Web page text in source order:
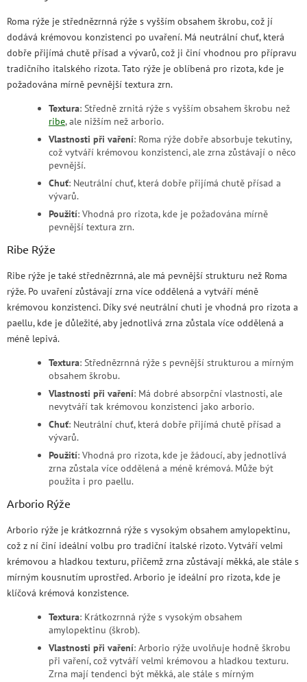
Roma rýže je střednězrnná rýže s vyšším obsahem škrobu, což jí
dodává krémovou konzistenci po uvaření. Má neutrální chuť, která
dobře přijímá chutě přísad a vývarů, což ji činí vhodnou pro přípravu
tradičního italského rizota. Tato rýže je oblíbená pro rizota, kde je
požadována mírně pevnější textura zrn.
Textura: Středně zrnitá rýže s vyšším obsahem škrobu než
ribe, ale nižším než arborio.
Vlastnosti při vaření: Roma rýže dobře absorbuje tekutiny,
což vytváří krémovou konzistenci, ale zrna zůstávají o něco
pevnější.
Chuť: Neutrální chuť, která dobře přijímá chutě přísad a
vývarů.
Použití: Vhodná pro rizota, kde je požadována mírně
pevnější textura zrn.
Ribe Rýže
Ribe rýže je také střednězrnná, ale má pevnější strukturu než Roma
rýže. Po uvaření zůstávají zrna více oddělená a vytváří méně
krémovou konzistenci. Díky své neutrální chuti je vhodná pro rizota a
paellu, kde je důležité, aby jednotlivá zrna zůstala více oddělená a
méně lepivá.
Textura: Střednězrnná rýže s pevnější strukturou a mírným
obsahem škrobu.
Vlastnosti při vaření: Má dobré absorpční vlastnosti, ale
nevytváří tak krémovou konzistenci jako arborio.
Chuť: Neutrální chuť, která dobře přijímá chutě přísad a
vývarů.
Použití: Vhodná pro rizota, kde je žádoucí, aby jednotlivá
zrna zůstala více oddělená a méně krémová. Může být
použita i pro paellu.
Arborio Rýže
Arborio rýže je krátkozrnná rýže s vysokým obsahem amylopektinu,
což z ní činí ideální volbu pro tradiční italské rizoto. Vytváří velmi
krémovou a hladkou texturu, přičemž zrna zůstávají měkká, ale stále s
mírným kousnutím uprostřed. Arborio je ideální pro rizota, kde je
klíčová krémová konzistence.
Textura: Krátkozrnná rýže s vysokým obsahem
amylopektinu (škrob).
Vlastnosti při vaření: Arborio rýže uvolňuje hodně škrobu
při vaření, což vytváří velmi krémovou a hladkou texturu.
Zrna mají tendenci být měkká, ale stále s mírným